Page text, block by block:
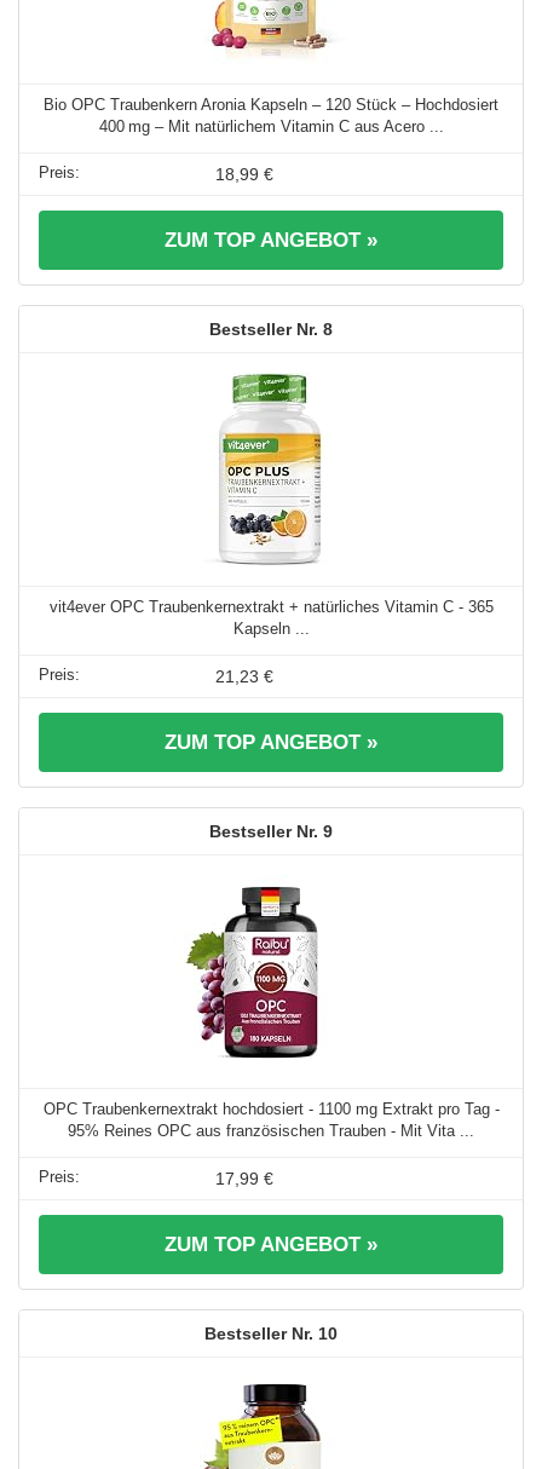
Bio OPC Traubenkern Aronia Kapseln – 120 Stück – Hochdosiert
400 mg – Mit natürlichem Vitamin C aus Acero ...
18,99 €
ZUM TOP ANGEBOT »
8
vit4ever OPC Traubenkernextrakt + natürliches Vitamin C - 365
Kapseln ...
21,23 €
ZUM TOP ANGEBOT »
9
OPC Traubenkernextrakt hochdosiert - 1100 mg Extrakt pro Tag -
95% Reines OPC aus französischen Trauben - Mit Vita ...
17,99 €
ZUM TOP ANGEBOT »
10